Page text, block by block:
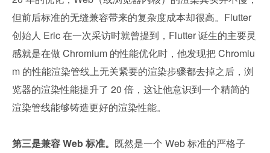
但前后标准的无缝兼容带来的复杂度成本却很高。Flutter
创始人 Eric 在一次采访时就曾提到，Flutter 诞生的主要灵
感就是在做 Chromium 的性能优化时，他发现把 Chromiu
m 的性能渲染管线上无关紧要的渲染步骤都去掉之后，浏
览器的渲染性能提升了 20 倍，这让他意识到一个精简的
渲染管线能够铸造更好的渲染性能。
第三是兼容 Web 标准。 既然是一个 Web 标准的严格子